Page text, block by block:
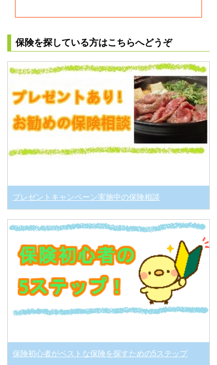
保険を探している方はこちらへどうぞ
プレゼントキャンペーン実施中の保険相談
保険初心者がベストな保険を探すための5ステップ